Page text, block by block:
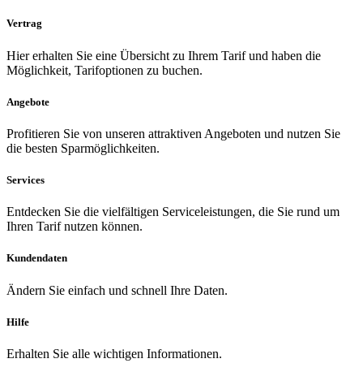
Vertrag
Hier erhalten Sie eine Übersicht zu Ihrem Tarif und haben die
Möglichkeit, Tarifoptionen zu buchen.
Angebote
Profitieren Sie von unseren attraktiven Angeboten und nutzen Sie
die besten Sparmöglichkeiten.
Services
Entdecken Sie die vielfältigen Serviceleistungen, die Sie rund um
Ihren Tarif nutzen können.
Kundendaten
Ändern Sie einfach und schnell Ihre Daten.
Hilfe
Erhalten Sie alle wichtigen Informationen.